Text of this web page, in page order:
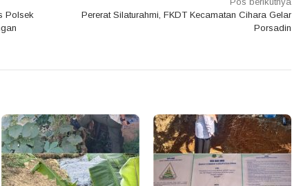
Polsek
Pererat Silaturahmi, FKDT Kecamatan Cihara Gelar
Porsadin